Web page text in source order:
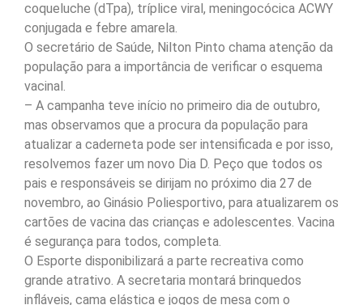
coqueluche (dTpa), tríplice viral, meningocócica ACWY
conjugada e febre amarela.
O secretário de Saúde, Nilton Pinto chama atenção da
população para a importância de verificar o esquema
vacinal.
– A campanha teve início no primeiro dia de outubro,
mas observamos que a procura da população para
atualizar a caderneta pode ser intensificada e por isso,
resolvemos fazer um novo Dia D. Peço que todos os
pais e responsáveis se dirijam no próximo dia 27 de
novembro, ao Ginásio Poliesportivo, para atualizarem os
cartões de vacina das crianças e adolescentes. Vacina
é segurança para todos, completa.
O Esporte disponibilizará a parte recreativa como
grande atrativo. A secretaria montará brinquedos
infláveis, cama elástica e jogos de mesa com o